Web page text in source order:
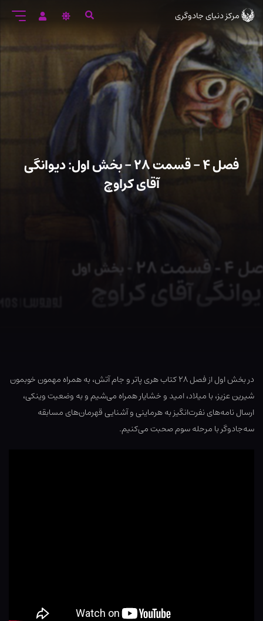
ورود
به
متن
اصلی
مرکز دنیای جادوگری
فصل ۴ – قسمت ۲۸ – بخش اول: دیوانگی
آقای کراوچ
در بخش اول از فصل ۲۸ کتاب هری پاتر و جام آتش، به همراه مهمون خوبمون
شیرین عزیز، با میلاد، امید و خشایار همراه می‌شیم و به وضعیت وینکی،
ارسال نامه‌های نفرت‌انگیز به هرماینی و آشنایی قهرمان‌های مسابقه
سه‌جادوگر با مرحله سوم صحبت می‌کنیم.